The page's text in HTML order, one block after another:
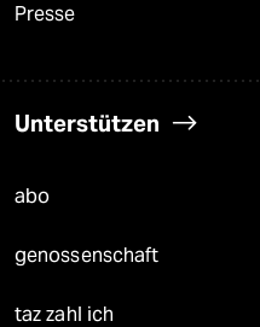
Presse
Unterstützen
abo
genossenschaft
taz zahl ich